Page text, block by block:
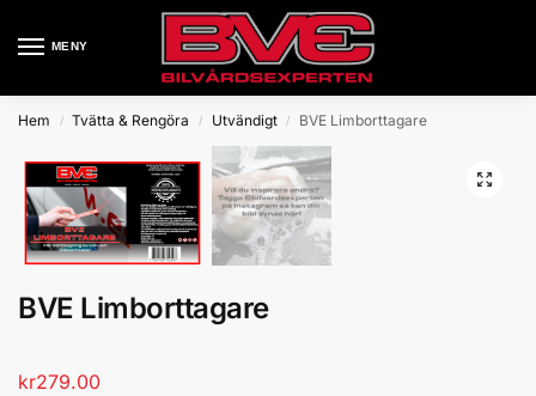
MENY
Hem / Tvätta & Rengöra / Utvändigt / BVE Limborttagare
BVE Limborttagare
kr279.00